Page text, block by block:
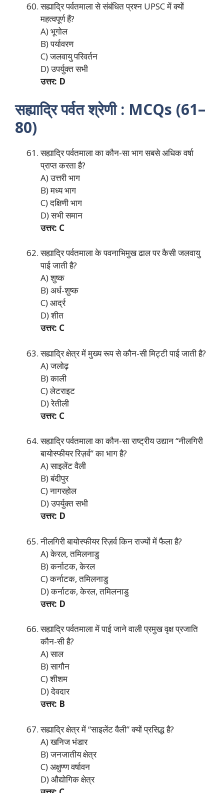
सह्याद्रि पर्वतमाला से संबंधित प्रश्न UPSC में क्यों
महत्वपूर्ण हैं?
A) भूगोल
B) पर्यावरण
C) जलवायु परिवर्तन
D) उपर्युक्त सभी
उत्तर: D
सह्याद्रि पर्वत श्रेणी : MCQs (61–
80)
सह्याद्रि पर्वतमाला का कौन-सा भाग सबसे अधिक वर्षा
प्राप्त करता है?
A) उत्तरी भाग
B) मध्य भाग
C) दक्षिणी भाग
D) सभी समान
उत्तर: C
सह्याद्रि पर्वतमाला के पवनाभिमुख ढाल पर कैसी जलवायु
पाई जाती है?
A) शुष्क
B) अर्ध-शुष्क
C) आर्द्र
D) शीत
उत्तर: C
सह्याद्रि क्षेत्र में मुख्य रूप से कौन-सी मिट्टी पाई जाती है?
A) जलोढ़
B) काली
C) लेटराइट
D) रेतीली
उत्तर: C
सह्याद्रि पर्वतमाला का कौन-सा राष्ट्रीय उद्यान “नीलगिरी
बायोस्फीयर रिज़र्व” का भाग है?
A) साइलेंट वैली
B) बंदीपुर
C) नागरहोल
D) उपर्युक्त सभी
उत्तर: D
नीलगिरी बायोस्फीयर रिज़र्व किन राज्यों में फैला है?
A) केरल, तमिलनाडु
B) कर्नाटक, केरल
C) कर्नाटक, तमिलनाडु
D) कर्नाटक, केरल, तमिलनाडु
उत्तर: D
सह्याद्रि पर्वतमाला में पाई जाने वाली प्रमुख वृक्ष प्रजाति
कौन-सी है?
A) साल
B) सागौन
C) शीशम
D) देवदार
उत्तर: B
सह्याद्रि क्षेत्र में “साइलेंट वैली” क्यों प्रसिद्ध है?
A) खनिज भंडार
B) जनजातीय क्षेत्र
C) अक्षुण्ण वर्षावन
D) औद्योगिक क्षेत्र